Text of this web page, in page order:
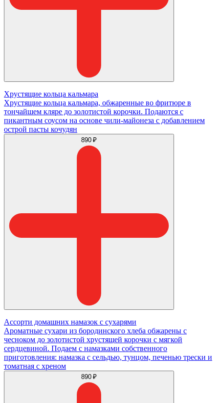
Хрустящие кольца кальмара
Хрустящие кольца кальмара, обжаренные во фритюре в
тончайшем кляре до золотистой корочки. Подаются с
пикантным соусом на основе чили-майонеза с добавлением
острой пасты кочудян
890 ₽
Ассорти домашних намазок с сухарями
Ароматные сухари из бородинского хлеба обжарены с
чесноком до золотистой хрустящей корочки с мягкой
сердцевиной. Подаем с намазками собственного
приготовления: намазка с сельдью, тунцом, печенью трески и
томатная с хреном
890 ₽